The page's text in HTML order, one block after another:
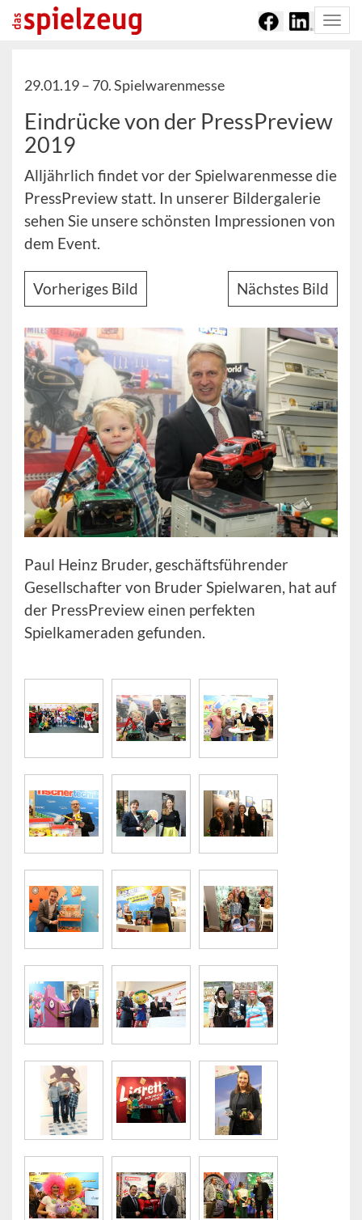
29.01.19 – 70. Spielwarenmesse
Eindrücke von der PressPreview
2019
Alljährlich findet vor der Spielwarenmesse die
PressPreview statt. In unserer Bildergalerie
sehen Sie unsere schönsten Impressionen von
dem Event.
Vorheriges Bild Nächstes Bild
Paul Heinz Bruder, geschäftsführender
Gesellschafter von Bruder Spielwaren, hat auf
der PressPreview einen perfekten
Spielkameraden gefunden.